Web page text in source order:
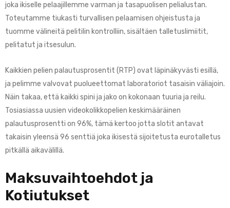
joka ikiselle pelaajillemme varman ja tasapuolisen pelialustan.
Toteutamme tiukasti turvallisen pelaamisen ohjeistusta ja
tuomme välineitä pelitilin kontrolliin, sisältäen talletuslimiitit,
pelitatut ja itsesulun.
Kaikkien pelien palautusprosentit (RTP) ovat läpinäkyvästi esillä,
ja pelimme valvovat puolueettomat laboratoriot tasaisin väliajoin.
Näin takaa, että kaikki spini ja jako on kokonaan tuuria ja reilu.
Tosiasiassa uusien videokolikkopelien keskimääräinen
palautusprosentti on 96%, tämä kertoo jotta slotit antavat
takaisin yleensä 96 senttiä joka ikisestä sijoitetusta eurotalletus
pitkällä aikavälillä.
Maksuvaihtoehdot ja
Kotiutukset